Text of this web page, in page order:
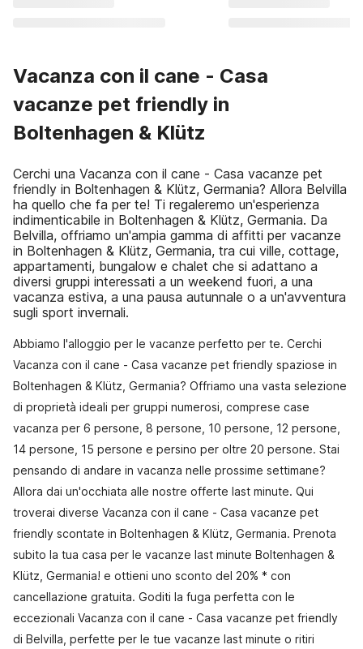
Vacanza con il cane - Casa
vacanze pet friendly in
Boltenhagen & Klütz
Cerchi una Vacanza con il cane - Casa vacanze pet
friendly in Boltenhagen & Klütz, Germania? Allora Belvilla
ha quello che fa per te! Ti regaleremo un'esperienza
indimenticabile in Boltenhagen & Klütz, Germania. Da
Belvilla, offriamo un'ampia gamma di affitti per vacanze
in Boltenhagen & Klütz, Germania, tra cui ville, cottage,
appartamenti, bungalow e chalet che si adattano a
diversi gruppi interessati a un weekend fuori, a una
vacanza estiva, a una pausa autunnale o a un'avventura
sugli sport invernali.
Abbiamo l'alloggio per le vacanze perfetto per te. Cerchi
Vacanza con il cane - Casa vacanze pet friendly spaziose in
Boltenhagen & Klütz, Germania? Offriamo una vasta selezione
di proprietà ideali per gruppi numerosi, comprese case
vacanza per 6 persone, 8 persone, 10 persone, 12 persone,
14 persone, 15 persone e persino per oltre 20 persone. Stai
pensando di andare in vacanza nelle prossime settimane?
Allora dai un'occhiata alle nostre offerte last minute. Qui
troverai diverse Vacanza con il cane - Casa vacanze pet
friendly scontate in Boltenhagen & Klütz, Germania. Prenota
subito la tua casa per le vacanze last minute Boltenhagen &
Klütz, Germania! e ottieni uno sconto del 20% * con
cancellazione gratuita. Goditi la fuga perfetta con le
eccezionali Vacanza con il cane - Casa vacanze pet friendly
di Belvilla, perfette per le tue vacanze last minute o ritiri